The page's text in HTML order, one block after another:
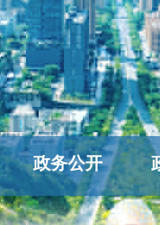
政务公开